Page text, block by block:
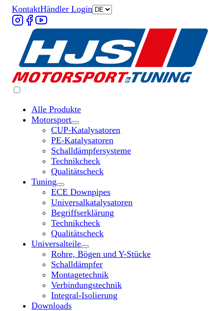
KontaktHändler Login
Alle Produkte
Motorsport
Untermenü „Motorsport“ öffnen
CUP-Katalysatoren
PE-Katalysatoren
Schalldämpfersysteme
Technikcheck
Qualitätscheck
Tuning
Untermenü „Tuning“ öffnen
ECE Downpipes
Universalkatalysatoren
Begriffserklärung
Technikcheck
Qualitätscheck
Universalteile
Untermenü „Universalteile“ öffnen
Rohre, Bögen und Y-Stücke
Schalldämpfer
Montagetechnik
Verbindungstechnik
Integral-Isolierung
Downloads